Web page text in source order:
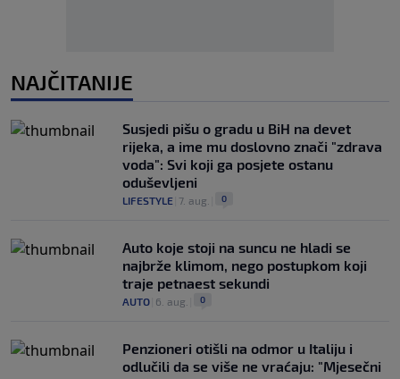
NAJČITANIJE
Susjedi pišu o gradu u BiH na devet
rijeka, a ime mu doslovno znači "zdrava
voda": Svi koji ga posjete ostanu
oduševljeni
LIFESTYLE 7. aug. 0
Auto koje stoji na suncu ne hladi se
najbrže klimom, nego postupkom koji
traje petnaest sekundi
AUTO 6. aug. 0
Penzioneri otišli na odmor u Italiju i
odlučili da se više ne vraćaju: "Mjesečni